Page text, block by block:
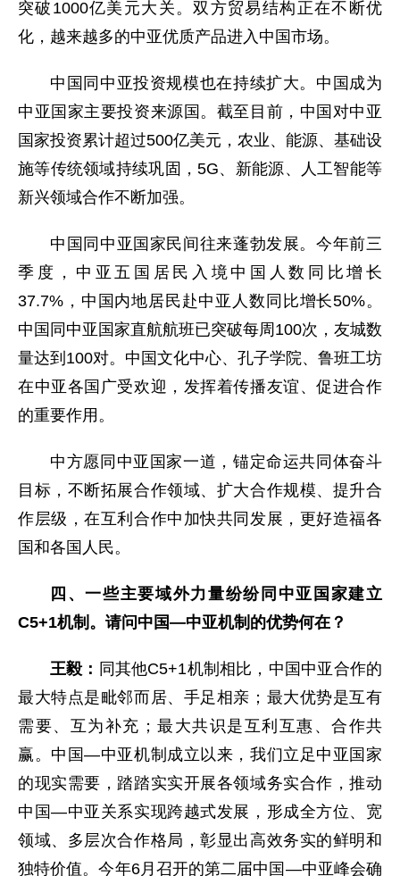
突破1000亿美元大关。双方贸易结构正在不断优
化，越来越多的中亚优质产品进入中国市场。
中国同中亚投资规模也在持续扩大。中国成为
中亚国家主要投资来源国。截至目前，中国对中亚
国家投资累计超过500亿美元，农业、能源、基础设
施等传统领域持续巩固，5G、新能源、人工智能等
新兴领域合作不断加强。
中国同中亚国家民间往来蓬勃发展。今年前三
季度，中亚五国居民入境中国人数同比增长
37.7%，中国内地居民赴中亚人数同比增长50%。
中国同中亚国家直航航班已突破每周100次，友城数
量达到100对。中国文化中心、孔子学院、鲁班工坊
在中亚各国广受欢迎，发挥着传播友谊、促进合作
的重要作用。
中方愿同中亚国家一道，锚定命运共同体奋斗
目标，不断拓展合作领域、扩大合作规模、提升合
作层级，在互利合作中加快共同发展，更好造福各
国和各国人民。
四、一些主要域外力量纷纷同中亚国家建立
C5+1机制。请问中国—中亚机制的优势何在？
王毅： 同其他C5+1机制相比，中国中亚合作的
最大特点是毗邻而居、手足相亲；最大优势是互有
需要、互为补充；最大共识是互利互惠、合作共
赢。中国—中亚机制成立以来，我们立足中亚国家
的现实需要，踏踏实实开展各领域务实合作，推动
中国—中亚关系实现跨越式发展，形成全方位、宽
领域、多层次合作格局，彰显出高效务实的鲜明和
独特价值。今年6月召开的第二届中国—中亚峰会确